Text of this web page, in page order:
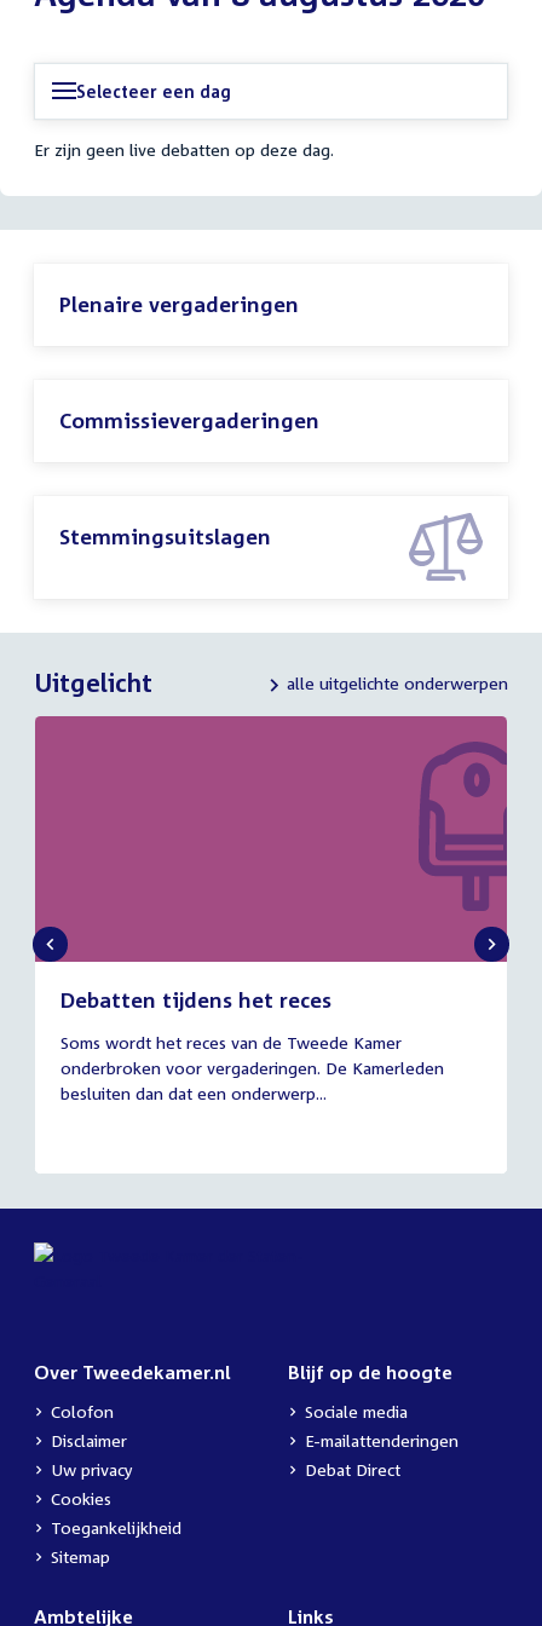
Selecteer een dag
Er zijn geen live debatten op deze dag.
Plenaire vergaderingen
Commissievergaderingen
Stemmingsuitslagen
Uitgelicht alle uitgelichte onderwerpen
Debatten tijdens het reces
juli
2026
Soms wordt het reces van de Tweede Kamer
onderbroken voor vergaderingen. De Kamerleden
besluiten dan dat een onderwerp...
Over Tweedekamer.nl
Colofon
Disclaimer
Uw privacy
Cookies
Toegankelijkheid
Sitemap
Blijf op de hoogte
Sociale media
E-mailattenderingen
Debat Direct
Ambtelijke Links